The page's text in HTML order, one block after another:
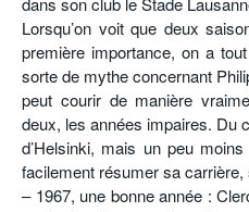
Lorsqu’on voit que deux
première importance, on a
sorte de mythe concernant
peut courir de manière
deux, les années impaires. Du
d’Helsinki, mais un peu
facilement résumer sa carrière,
– 1967, une bonne année :